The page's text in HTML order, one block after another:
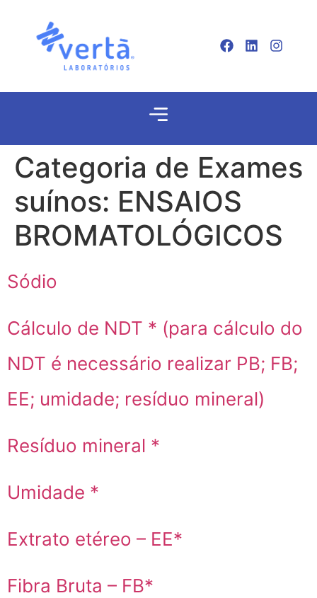
Categoria de Exames
suínos: ENSAIOS
BROMATOLÓGICOS
Sódio
Cálculo de NDT * (para cálculo do
NDT é necessário realizar PB; FB;
EE; umidade; resíduo mineral)
Resíduo mineral *
Umidade *
Extrato etéreo – EE*
Fibra Bruta – FB*